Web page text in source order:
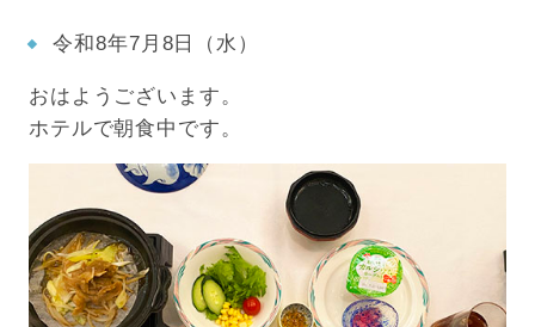
令和8年7月8日（水）
おはようございます。
ホテルで朝食中です。